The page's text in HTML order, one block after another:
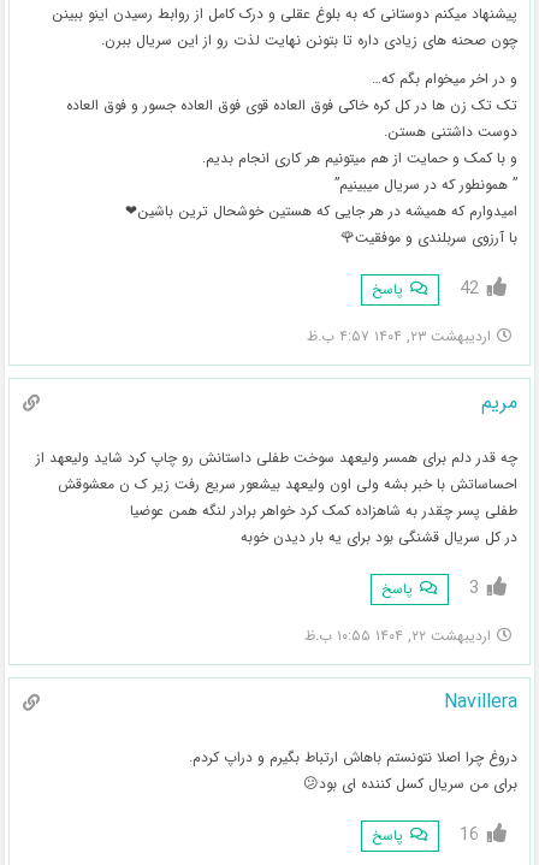
پیشنهاد میکنم دوستانی که به بلوغ عقلی و درک کامل از روابط رسیدن اینو ببینن
چون صحنه های زیادی داره تا بتونن نهایت لذت رو از این سریال ببرن.
و در اخر میخوام بگم که…
تک تک زن ها در کل کره خاکی فوق العاده قوی فوق العاده جسور و فوق العاده
دوست داشتنی هستن.
و با کمک و حمایت از هم میتونیم هر کاری انجام بدیم.
” همونطور که در سریال میبینیم”
امیدوارم که همیشه در هر جایی که هستین خوشحال ترین باشین❤
با آرزوی سربلندی و موفقیت🌹
42 پاسخ
اردیبهشت ۲۳, ۱۴۰۴ ۴:۵۷ ب.ظ
مریم
چه قدر دلم برای همسر ولیعهد سوخت طفلی داستانش رو چاپ کرد شاید ولیعهد از
احساساتش با خبر بشه ولی اون ولیعهد بیشعور سریع رفت زیر ک ن معشوقش
طفلی پسر چقدر به شاهزاده کمک کرد خواهر برادر لنگه همن عوضیا
در کل سریال قشنگی بود برای یه بار دیدن خوبه
3 پاسخ
اردیبهشت ۲۲, ۱۴۰۴ ۱۰:۵۵ ب.ظ
Navillera
دروغ چرا اصلا نتونستم باهاش ارتباط بگیرم و دراپ کردم‌.
برای من سریال کسل کننده ای بود😕
16 پاسخ